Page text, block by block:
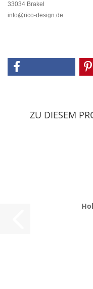
33034 Brakel
info@rico-design.de
ZU DIESEM